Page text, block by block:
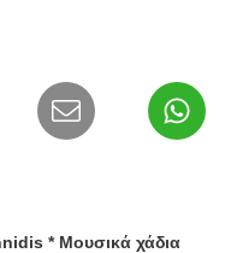
* Μουσικά χάδια